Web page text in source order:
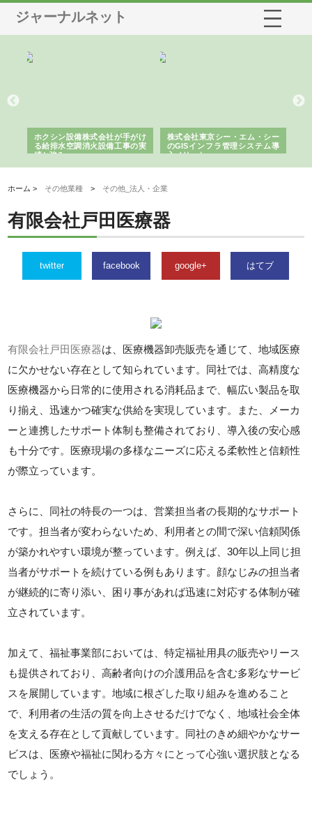
ジャーナルネット
ホクシン設備株式会社が手がけ
る給排水空調消火設備工事の実
績と強み
株式会社東京シー・エム・シー
のGISインフラ管理システム導
入メリット
ホーム > その他業種 > その他_法人・企業
有限会社戸田医療器
twitter facebook google+ はてブ
有限会社戸田医療器は、医療機器卸売販売を通じて、地域医療
に欠かせない存在として知られています。同社では、高精度な
医療機器から日常的に使用される消耗品まで、幅広い製品を取
り揃え、迅速かつ確実な供給を実現しています。また、メーカ
ーと連携したサポート体制も整備されており、導入後の安心感
も十分です。医療現場の多様なニーズに応える柔軟性と信頼性
が際立っています。
さらに、同社の特長の一つは、営業担当者の長期的なサポート
です。担当者が変わらないため、利用者との間で深い信頼関係
が築かれやすい環境が整っています。例えば、30年以上同じ担
当者がサポートを続けている例もあります。顔なじみの担当者
が継続的に寄り添い、困り事があれば迅速に対応する体制が確
立されています。
加えて、福祉事業部においては、特定福祉用具の販売やリース
も提供されており、高齢者向けの介護用品を含む多彩なサービ
スを展開しています。地域に根ざした取り組みを進めること
で、利用者の生活の質を向上させるだけでなく、地域社会全体
を支える存在として貢献しています。同社のきめ細やかなサー
ビスは、医療や福祉に関わる方々にとって心強い選択肢となる
でしょう。